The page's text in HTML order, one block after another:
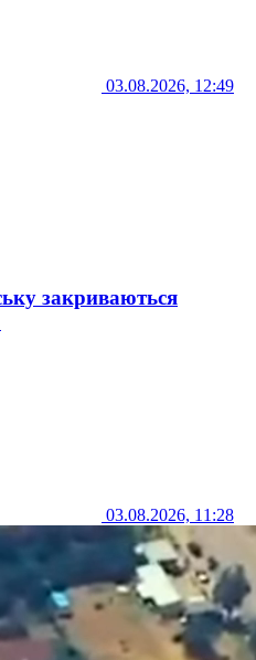
03.08.2026, 12:49
закриваються
03.08.2026, 11:28